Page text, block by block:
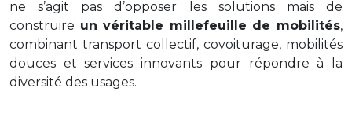
ne s’agit pas d’opposer les solutions mais de
construire un véritable millefeuille de mobilités,
combinant transport collectif, covoiturage, mobilités
douces et services innovants pour répondre à la
diversité des usages.